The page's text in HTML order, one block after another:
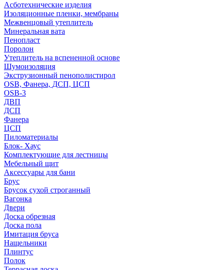
Асботехнические изделия
Изоляционные пленки, мембраны
Межвенцовый утеплитель
Минеральная вата
Пенопласт
Поролон
Утеплитель на вспененной основе
Шумоизоляция
Экструзионный пенополистирол
OSB, Фанера, ДСП, ЦСП
OSB-3
ДВП
ДСП
Фанера
ЦСП
Пиломатериалы
Блок- Хаус
Комплектующие для лестницы
Мебельный щит
Аксессуары для бани
Брус
Брусок сухой строганный
Вагонка
Двери
Доска обрезная
Доска пола
Имитация бруса
Нащельники
Плинтус
Полок